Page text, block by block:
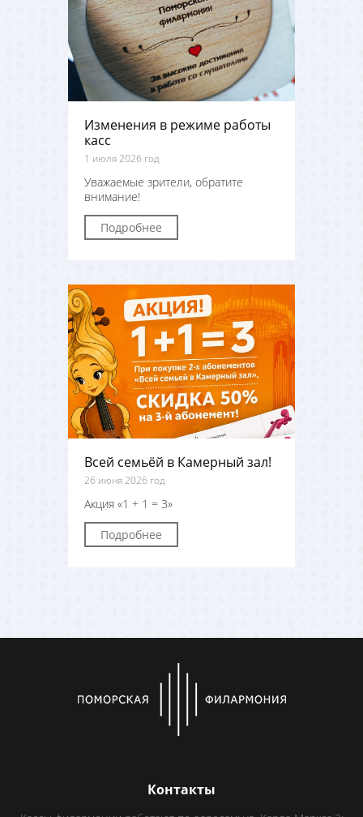
Изменения в режиме работы
касс
1 июля 2026 год
Уважаемые зрители, обратите
внимание!
Подробнее
Всей семьёй в Камерный зал!
26 июня 2026 год
Акция «1 + 1 = 3»
Подробнее
Контакты